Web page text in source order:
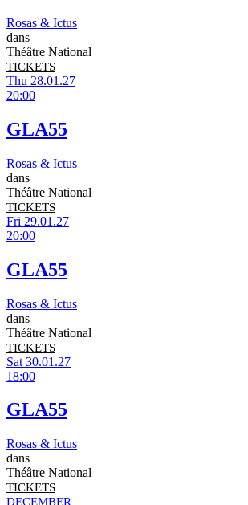
Rosas & Ictus
dans
Théâtre National
TICKETS
Thu 28.01.27
20:00
GLA55
Rosas & Ictus
dans
Théâtre National
TICKETS
Fri 29.01.27
20:00
GLA55
Rosas & Ictus
dans
Théâtre National
TICKETS
Sat 30.01.27
18:00
GLA55
Rosas & Ictus
dans
Théâtre National
TICKETS
DECEMBER